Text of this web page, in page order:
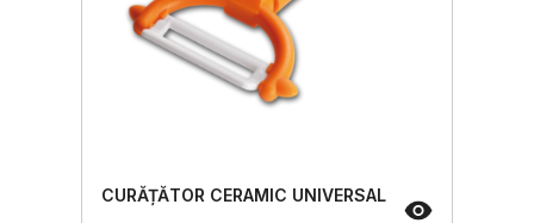
CURĂȚĂTOR CERAMIC UNIVERSAL